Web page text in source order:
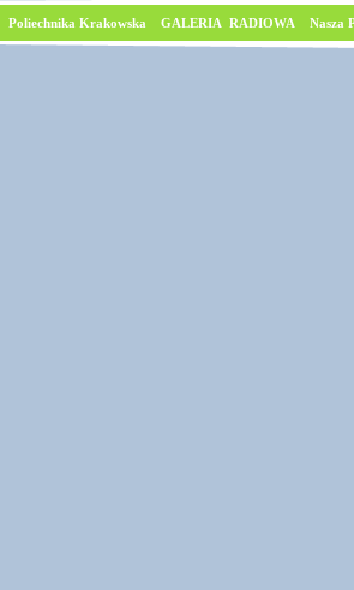
Poliechnika Krakowska GALERIA RADIOWA Nasza